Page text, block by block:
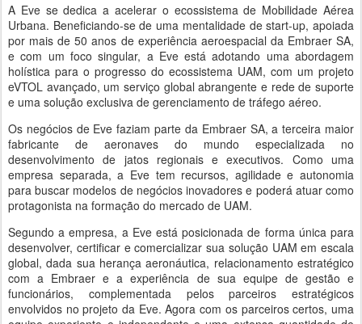
A Eve se dedica a acelerar o ecossistema de Mobilidade Aérea
Urbana. Beneficiando-se de uma mentalidade de start-up, apoiada
por mais de 50 anos de experiência aeroespacial da Embraer SA,
e com um foco singular, a Eve está adotando uma abordagem
holística para o progresso do ecossistema UAM, com um projeto
eVTOL avançado, um serviço global abrangente e rede de suporte
e uma solução exclusiva de gerenciamento de tráfego aéreo.
Os negócios de Eve faziam parte da Embraer SA, a terceira maior
fabricante de aeronaves do mundo especializada no
desenvolvimento de jatos regionais e executivos. Como uma
empresa separada, a Eve tem recursos, agilidade e autonomia
para buscar modelos de negócios inovadores e poderá atuar como
protagonista na formação do mercado de UAM.
Segundo a empresa, a Eve está posicionada de forma única para
desenvolver, certificar e comercializar sua solução UAM em escala
global, dada sua herança aeronáutica, relacionamento estratégico
com a Embraer e a experiência de sua equipe de gestão e
funcionários, complementada pelos parceiros estratégicos
envolvidos no projeto da Eve. Agora com os parceiros certos, uma